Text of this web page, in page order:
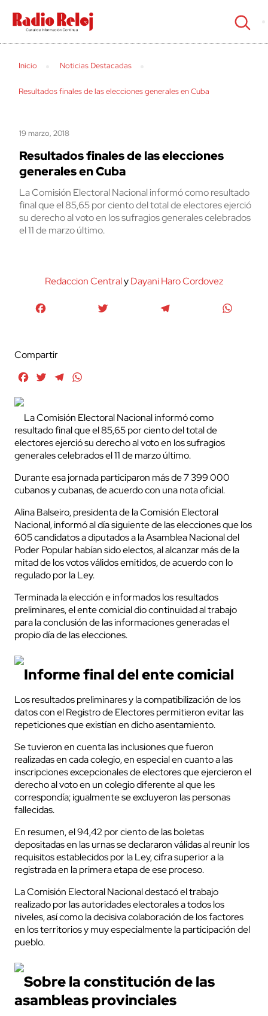
cerrar
Inicio Noticias Destacadas
Resultados finales de las elecciones generales en Cuba
19 marzo, 2018
Resultados finales de las elecciones
generales en Cuba
La Comisión Electoral Nacional informó como resultado
final que el 85,65 por ciento del total de electores ejerció
su derecho al voto en los sufragios generales celebrados
el 11 de marzo último.
Redaccion CentralyDayani Haro Cordovez
Compartir
FacebookTwitterTelegram
La Comisión Electoral Nacional informó como
resultado final que el 85,65 por ciento del total de
electores ejerció su derecho al voto en los sufragios
generales celebrados el 11 de marzo último.
Durante esa jornada participaron más de 7 399 000
cubanos y cubanas, de acuerdo con una nota oficial.
Alina Balseiro, presidenta de la Comisión Electoral
Nacional, informó al día siguiente de las elecciones que los
605 candidatos a diputados a la Asamblea Nacional del
Poder Popular habían sido electos, al alcanzar más de la
mitad de los votos válidos emitidos, de acuerdo con lo
regulado por la Ley.
Terminada la elección e informados los resultados
preliminares, el ente comicial dio continuidad al trabajo
para la conclusión de las informaciones generadas el
propio día de las elecciones.
Informe final del ente comicial
Los resultados preliminares y la compatibilización de los
datos con el Registro de Electores permitieron evitar las
repeticiones que existían en dicho asentamiento.
Se tuvieron en cuenta las inclusiones que fueron
realizadas en cada colegio, en especial en cuanto a las
inscripciones excepcionales de electores que ejercieron el
derecho al voto en un colegio diferente al que les
correspondía; igualmente se excluyeron las personas
fallecidas.
En resumen, el 94,42 por ciento de las boletas
depositadas en las urnas se declararon válidas al reunir los
requisitos establecidos por la Ley, cifra superior a la
registrada en la primera etapa de ese proceso.
La Comisión Electoral Nacional destacó el trabajo
realizado por las autoridades electorales a todos los
niveles, así como la decisiva colaboración de los factores
en los territorios y muy especialmente la participación del
pueblo.
Sobre la constitución de las
asambleas provinciales